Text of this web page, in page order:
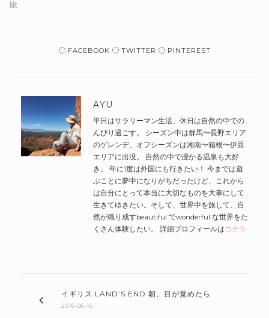
旅
FACEBOOK TWITTER PINTEREST
AYU
平日はサラリーマン生活、休日は自然の中での
んびり過ごす。 シーズン中は群馬〜長野エリア
のゲレンデ、オフシーズンは湘南〜箱根〜伊豆
エリアに出没。 自然の中で浸かる温泉も大好
き。 年に1度は外国にも行きたい！ 今までは遊
ぶことに夢中になりがちだったけど、これから
は自分にとって本当に大切なものを大事にして
生きてゆきたい。そして、世界中を旅して、自
然が織り成すbeautiful でwonderful な世界をた
くさん体験したい。 詳細プロフィールは コチラ
イギリス LAND’S END 朝、目が覚めたら
2016-06-16